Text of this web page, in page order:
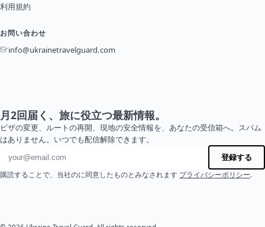
利用規約
お問い合わせ
info@ukrainetravelguard.com
月2回届く、旅に役立つ最新情報。
ビザの変更、ルートの再開、現地の安全情報を、あなたの受信箱へ。スパム
はありません。いつでも配信解除できます。
メールアドレス
登録する
購読することで、当社のに同意したものとみなされます プライバシーポリシー.